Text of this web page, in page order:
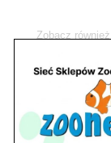
Zobacz również